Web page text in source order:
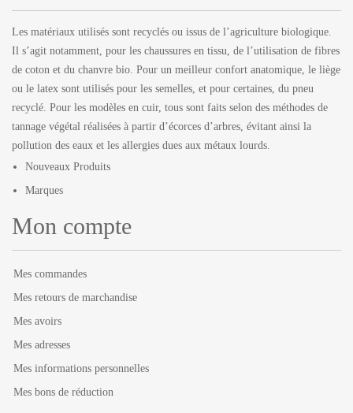
Les matériaux utilisés sont recyclés ou issus de l’agriculture biologique.
Il s’agit notamment, pour les chaussures en tissu, de l’utilisation de fibres
de coton et du chanvre bio. Pour un meilleur confort anatomique, le liège
ou le latex sont utilisés pour les semelles, et pour certaines, du pneu
recyclé. Pour les modèles en cuir, tous sont faits selon des méthodes de
tannage végétal réalisées à partir d’écorces d’arbres, évitant ainsi la
pollution des eaux et les allergies dues aux métaux lourds.
Nouveaux Produits
Marques
Mon compte
Mes commandes
Mes retours de marchandise
Mes avoirs
Mes adresses
Mes informations personnelles
Mes bons de réduction